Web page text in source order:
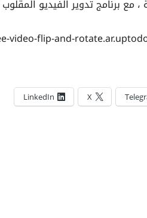
X
LinkedIn